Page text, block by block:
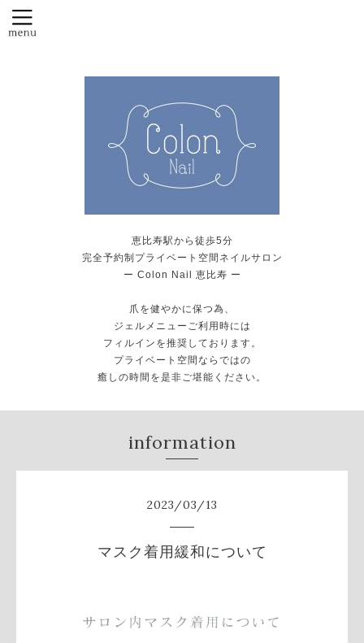
恵比寿駅から徒歩5分
完全予約制プライベート空間ネイルサロン
ー Colon Nail 恵比寿 ー
爪を健やかに保つ為、
ジェルメニューご利用時には
フィルインを推奨しております。
プライベート空間ならではの
癒しの時間を是非ご堪能ください。
information
2023/03/13
マスク着用緩和について